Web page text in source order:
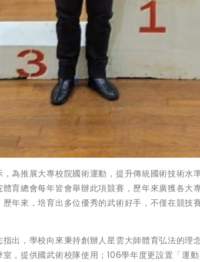
為推展大專校院國術運動，提升傳統國術技術
育總會每年皆會舉辦此項競賽，歷年來廣獲各
年來，培育出多位優秀的武術好手，不僅在競
出，學校向來秉持創辦人星雲大師體育弘法的理
，提供國武術校隊使用；106學年度更設置「運